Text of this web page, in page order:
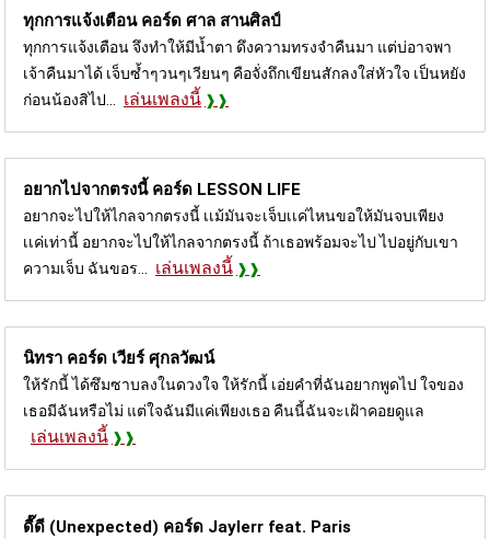
ทุกการแจ้งเตือน คอร์ด ศาล สานศิลป์
ทุกการแจ้งเตือน จึงทำให้มีน้ำตา ดึงความทรงจำคืนมา แต่บ่อาจพา
เจ้าคืนมาได้ เจ็บซ้ำๆวนๆเวียนๆ คือจั่งถึกเขียนสักลงใส่หัวใจ เป็นหยัง
ก่อนน้องสิไป...
เล่นเพลงนี้
อยากไปจากตรงนี้ คอร์ด LESSON LIFE
อยากจะไปให้ไกลจากตรงนี้ เเม้มันจะเจ็บเเค่ไหนขอให้มันจบเพียง
เเค่เท่านี้ อยากจะไปให้ไกลจากตรงนี้ ถ้าเธอพร้อมจะไป ไปอยู่กับเขา
ความเจ็บ ฉันขอร...
เล่นเพลงนี้
นิทรา คอร์ด เวียร์ ศุกลวัฒน์
ให้รักนี้ ได้ซึมซาบลงในดวงใจ ให้รักนี้ เอ่ยคำที่ฉันอยากพูดไป ใจของ
เธอมีฉันหรือไม่ แต่ใจฉันมีแค่เพียงเธอ คืนนี้ฉันจะเฝ้าคอยดูแล
เล่นเพลงนี้
ดี๊ดี (Unexpected) คอร์ด Jaylerr feat. Paris